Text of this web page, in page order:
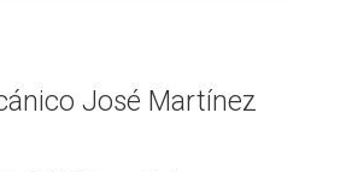
José Martínez